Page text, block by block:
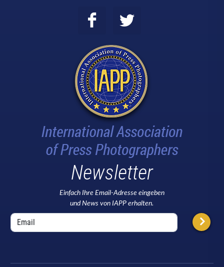
Newsletter
Einfach Ihre Email-Adresse eingeben
und News von IAPP erhalten.